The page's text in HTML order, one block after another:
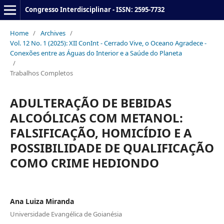
Congresso Interdisciplinar - ISSN: 2595-7732
Home / Archives /
Vol. 12 No. 1 (2025): XII ConInt - Cerrado Vive, o Oceano Agradece -
Conexões entre as Águas do Interior e a Saúde do Planeta
/
Trabalhos Completos
ADULTERAÇÃO DE BEBIDAS
ALCOÓLICAS COM METANOL:
FALSIFICAÇÃO, HOMICÍDIO E A
POSSIBILIDADE DE QUALIFICAÇÃO
COMO CRIME HEDIONDO
Ana Luiza Miranda
Universidade Evangélica de Goianésia